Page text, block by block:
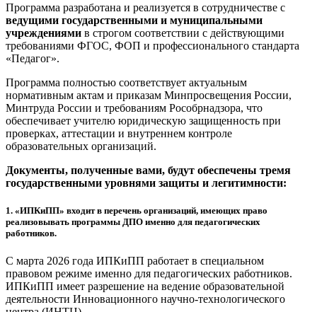
Программа разработана и реализуется в сотрудничестве с
ведущими государственными и муниципальными
учреждениями в строгом соответствии с действующими
требованиями ФГОС, ФОП и профессионального стандарта
«Педагог».
Программа полностью соответствует актуальным
нормативным актам и приказам Минпросвещения России,
Минтруда России и требованиям Рособрнадзора, что
обеспечивает учителю юридическую защищенность при
проверках, аттестации и внутреннем контроле
образовательных организаций.
Документы, полученные вами, будут обеспечены тремя
государственными уровнями защиты и легитимности:
1. «ИПКиПП» входит в перечень организаций, имеющих право
реализовывать программы ДПО именно для педагогических
работников.
С марта 2026 года ИПКиПП работает в специальном
правовом режиме именно для педагогических работников.
ИПКиПП имеет разрешение на ведение образовательной
деятельности Инновационного научно-технологического